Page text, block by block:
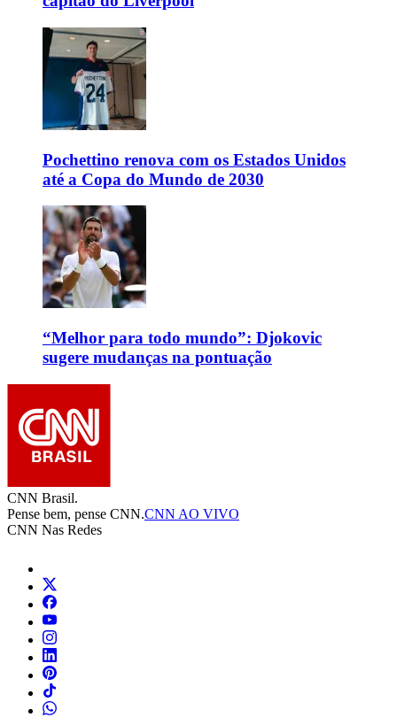
Pochettino renova com os Estados Unidos
até a Copa do Mundo de 2030
“Melhor para todo mundo”: Djokovic
sugere mudanças na pontuação
CNN Brasil.
Pense bem, pense CNN.CNN AO VIVO
CNN Nas Redes